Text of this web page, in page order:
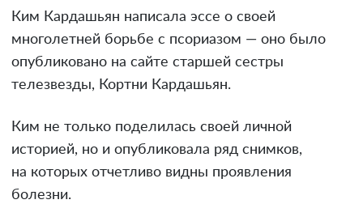
Ким Кардашьян написала эссе о своей
многолетней борьбе с псориазом — оно было
опубликовано на сайте старшей сестры
телезвезды, Кортни Кардашьян.
Ким не только поделилась своей личной
историей, но и опубликовала ряд снимков,
на которых отчетливо видны проявления
болезни.